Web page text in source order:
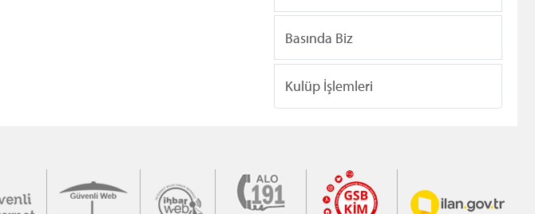
Basında Biz
Kulüp İşlemleri